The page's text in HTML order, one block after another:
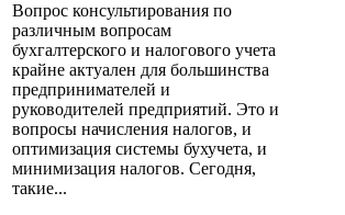
Вопрос консультирования по
различным вопросам
бухгалтерского и налогового учета
крайне актуален для большинства
предпринимателей и
руководителей предприятий. Это и
вопросы начисления налогов, и
оптимизация системы бухучета, и
минимизация налогов. Сегодня,
такие...